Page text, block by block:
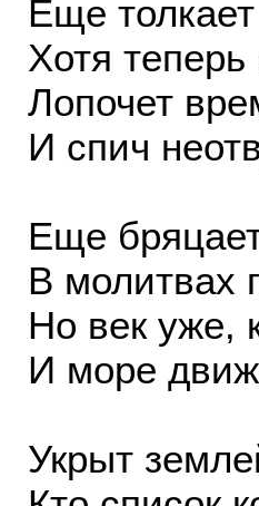
Еще
Хотя
Лопочет
И спич
Еще
В молитвах
Но век уже,
И море
Укрыт